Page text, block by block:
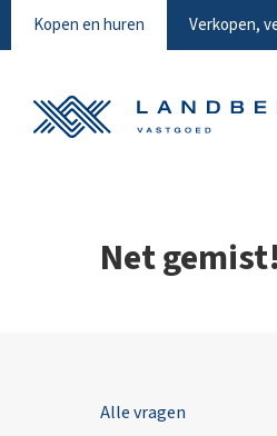
Kopen en huren Verkopen,
Net gemist!
Alle vragen